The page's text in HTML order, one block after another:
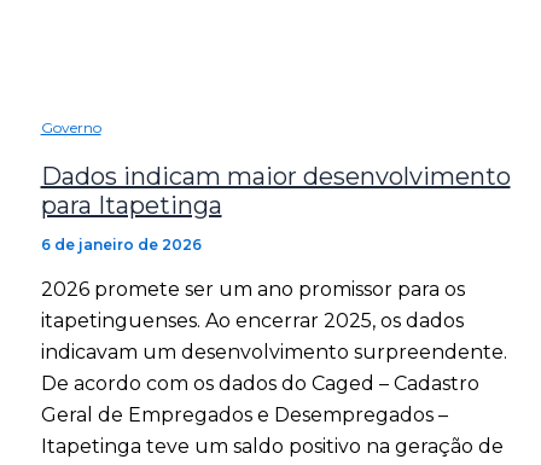
Governo
Dados indicam maior desenvolvimento
para Itapetinga
6 de janeiro de 2026
2026 promete ser um ano promissor para os
itapetinguenses. Ao encerrar 2025, os dados
indicavam um desenvolvimento surpreendente.
De acordo com os dados do Caged – Cadastro
Geral de Empregados e Desempregados –
Itapetinga teve um saldo positivo na geração de